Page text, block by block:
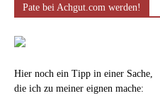
Pate bei Achgut.com werden!
Hier noch ein Tipp in einer Sache,
die ich zu meiner eignen mache: